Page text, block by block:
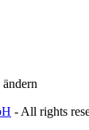
- All rights